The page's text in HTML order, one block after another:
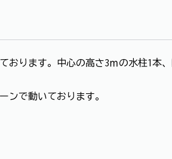
ります。中心の高さ3ｍの水柱1本
ンで動いております。